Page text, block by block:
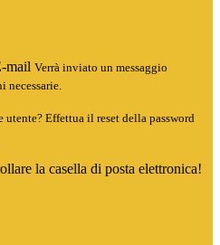
mail Verrà inviato un messaggio
necessarie.
utente? Effettua il reset della password
la casella di posta elettronica!